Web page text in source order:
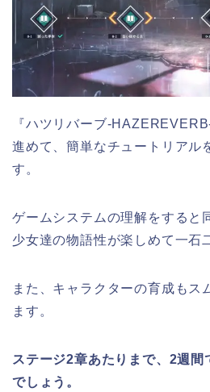
『ハツリバーブ-
進めて、簡単なチュートリアル
す。
ゲームシステムの理解をすると
少女達の物語性が楽しめて一石
また、キャラクターの育成もス
ます。
ステージ2章あたりまで、2週間
でしょう。